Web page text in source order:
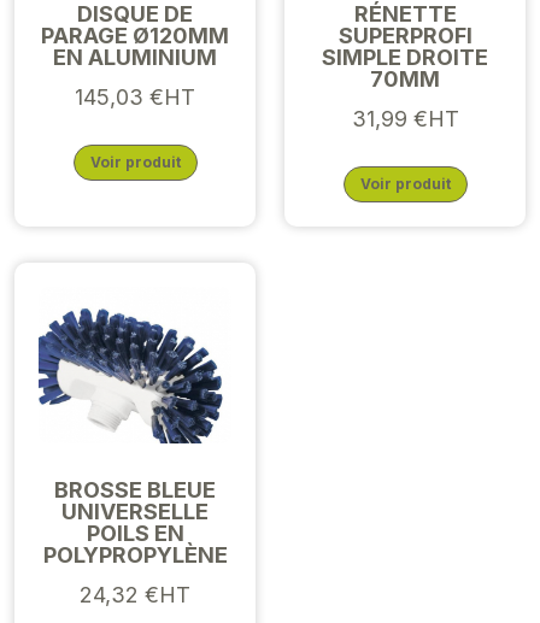
DISQUE DE
PARAGE Ø120MM
EN ALUMINIUM
145,03 €HT
Voir produit
RÉNETTE
SUPERPROFI
SIMPLE DROITE
70MM
31,99 €HT
Voir produit
BROSSE BLEUE
UNIVERSELLE
POILS EN
POLYPROPYLÈNE
24,32 €HT